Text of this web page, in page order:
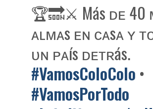
🏆🔜⚔️ Más ᴅᴇ 40
ᴀʟᴍᴀs ᴇɴ ᴄᴀsᴀ ʏ
ᴜɴ ᴘᴀís ᴅᴇᴛʀás.
#VamosColoColo •
#VamosPorTodo